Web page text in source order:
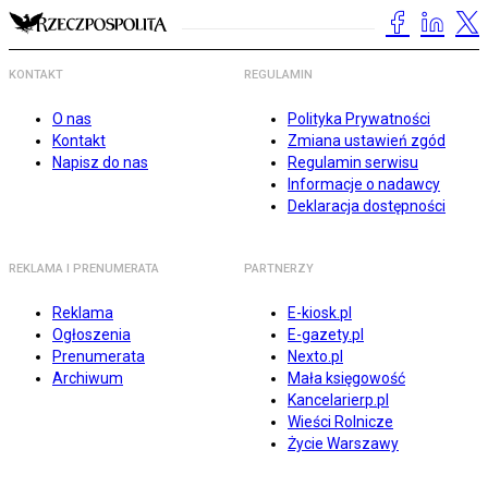
KONTAKT
O nas
Kontakt
Napisz do nas
REGULAMIN
Polityka Prywatności
Zmiana ustawień zgód
Regulamin serwisu
Informacje o nadawcy
Deklaracja dostępności
REKLAMA I PRENUMERATA
Reklama
Ogłoszenia
Prenumerata
Archiwum
PARTNERZY
E-kiosk.pl
E-gazety.pl
Nexto.pl
Mała księgowość
Kancelarierp.pl
Wieści Rolnicze
Życie Warszawy